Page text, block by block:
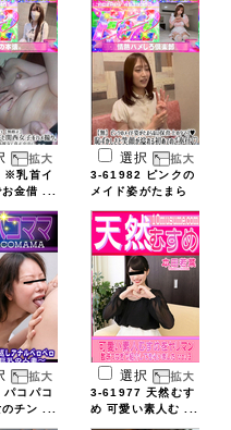
※乳首イ
金借 ...
選択
3-61982 ピンクの
メイド姿がたまら
コパコ
チン ...
選択
3-61977 天然むす
め 可愛い素人む ...